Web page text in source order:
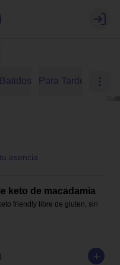
Login
Para Tardear
esencia
keto de macadamia
friendly libre de gluten, sin